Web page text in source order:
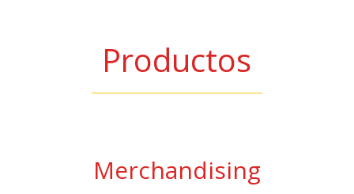
Productos
Merchandising